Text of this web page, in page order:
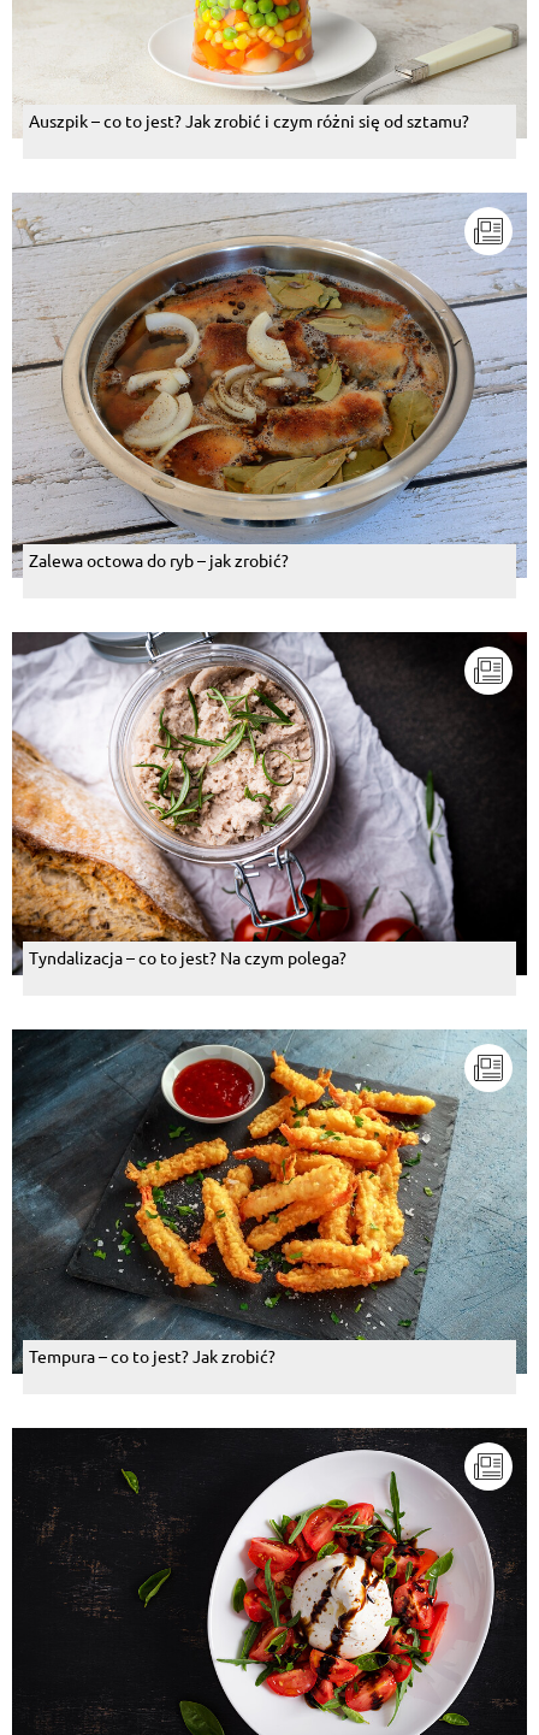
Auszpik – co to jest? Jak zrobić i czym różni się od sztamu?
Zalewa octowa do ryb – jak zrobić?
Tyndalizacja – co to jest? Na czym polega?
Tempura – co to jest? Jak zrobić?